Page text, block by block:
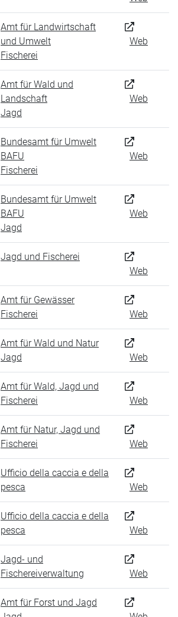
Amt für Landwirtschaft
und Umwelt
Fischerei
Web
Amt für Wald und
Landschaft
Jagd
Web
Bundesamt für Umwelt
BAFU
Fischerei
Web
Bundesamt für Umwelt
BAFU
Jagd
Web
Jagd und Fischerei
Web
Amt für Gewässer
Fischerei
Web
Amt für Wald und Natur
Jagd
Web
Amt für Wald, Jagd und
Fischerei
Web
Amt für Natur, Jagd und
Fischerei
Web
Ufficio della caccia e della
pesca
Web
Ufficio della caccia e della
pesca
Web
Jagd- und
Fischereiverwaltung
Web
Amt für Forst und Jagd